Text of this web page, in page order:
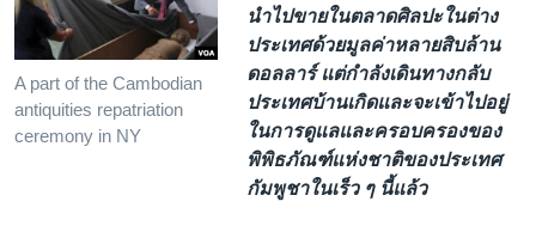
A part of the Cambodian
antiquities repatriation
ceremony in NY
นำไปขายในตลาดศิลปะในต่าง
ประเทศด้วยมูลค่าหลายสิบล้าน
ดอลลาร์ แต่กำลังเดินทางกลับ
ประเทศบ้านเกิดและจะเข้าไปอยู่
ในการดูแลและครอบครองของ
พิพิธภัณฑ์แห่งชาติของประเทศ
กัมพูชาในเร็ว ๆ นี้แล้ว